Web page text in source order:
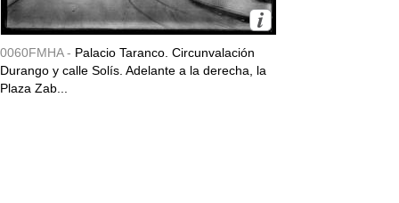
0060FMHA - Palacio Taranco. Circunvalación
Durango y calle Solís. Adelante a la derecha, la
Plaza Zab...